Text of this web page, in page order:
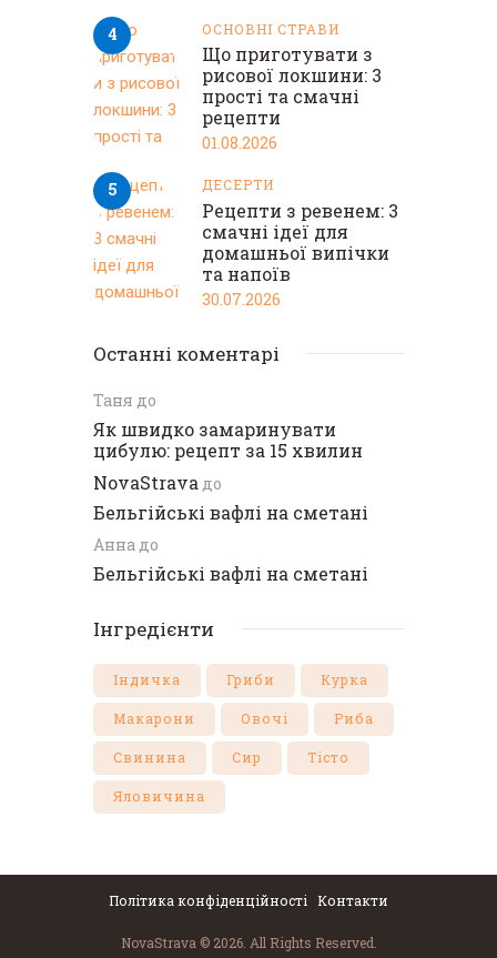
ОСНОВНІ СТРАВИ
Що приготувати з
рисової локшини: 3
прості та смачні
рецепти
01.08.2026
ДЕСЕРТИ
Рецепти з ревенем: 3
смачні ідеї для
домашньої випічки
та напоїв
30.07.2026
Останні коментарі
Таня до
Як швидко замаринувати
цибулю: рецепт за 15 хвилин
NovaStrava до
Бельгійські вафлі на сметані
Аннадо
Бельгійські вафлі на сметані
Інгредієнти
Індичка Гриби Курка
Макарони Овочі Риба
Свинина Сир Тісто
Яловичина
Політика конфіденційності Контакти
NovaStrava © 2026. All Rights Reserved.